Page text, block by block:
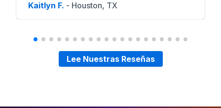
Kaitlyn F. - Houston, TX
Lee Nuestras Reseñas